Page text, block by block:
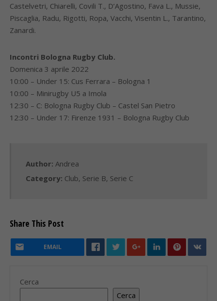
Castelvetri, Chiarelli, Covili T., D’Agostino, Fava L., Mussie,
Piscaglia, Radu, Rigotti, Ropa, Vacchi, Visentin L., Tarantino,
Zanardi.
Incontri Bologna Rugby Club.
Domenica 3 aprile 2022
10:00 – Under 15: Cus Ferrara – Bologna 1
10:00 – Minirugby U5 a Imola
12:30 – C: Bologna Rugby Club – Castel San Pietro
12:30 – Under 17: Firenze 1931 – Bologna Rugby Club
Author: Andrea
Category: Club, Serie B, Serie C
Share This Post
EMAIL
Cerca
Cerca